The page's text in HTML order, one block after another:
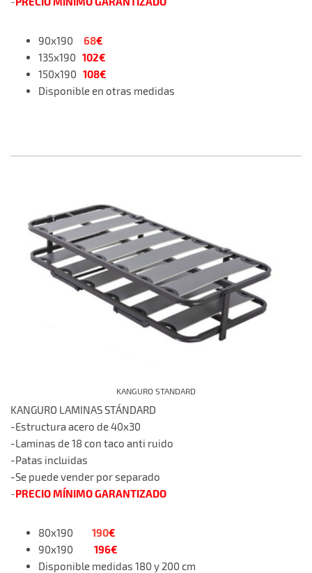
90x190 68€
135x190 102€
150x190 108€
Disponible en otras medidas
KANGURO STANDARD
KANGURO LAMINAS STÁNDARD
-Estructura acero de 40x30
-Laminas de 18 con taco anti ruido
-Patas incluidas
-Se puede vender por separado
-PRECIO MÍNIMO GARANTIZADO
80x190 190€
90x190 196€
Disponible medidas 180 y 200 cm